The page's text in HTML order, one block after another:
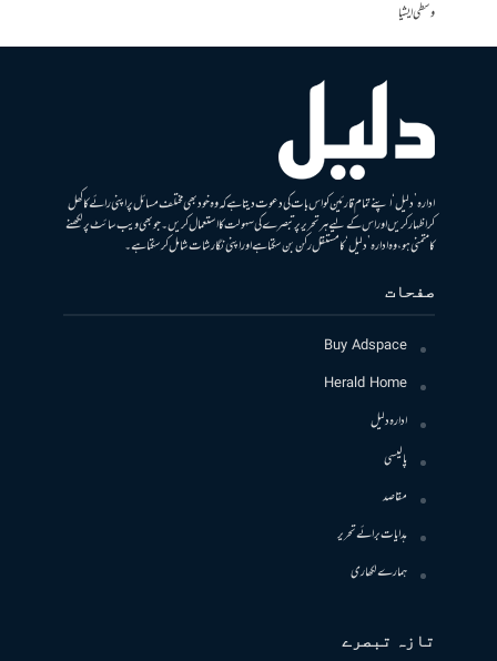
وسطی ایشیا
ادارہ ’دلیل‘ اپنے تمام قارئین کو اس بات کی دعوت دیتا ہے کہ وہ خود بھی مختلف مسائل پر اپنی رائے کا کھل
کر اظہار کریں اور اس کے لیے ہر تحریر پر تبصرے کی سہولت کا استعمال کریں۔ جو بھی ویب سائٹ پر لکھنے
کا متمنی ہو، وہ ادارہ ’دلیل‘ کا مستقل رکن بن سکتا ہے اور اپنی نگارشات شامل کرسکتا ہے۔
صفحات
Buy Adspace
Herald Home
ادارہ دلیل
پالیسی
مقاصد
ہدایات برائے تحریر
ہمارے لکھاری
تازہ تبصرے